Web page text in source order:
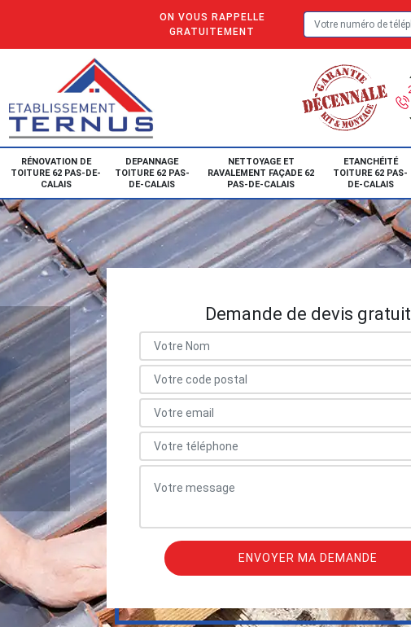
ON VOUS RAPPELLE
GRATUITEMENT
RÉNOVATION DE
TOITURE 62 PAS-DE-
CALAIS
DEPANNAGE
TOITURE 62 PAS-
DE-CALAIS
NETTOYAGE ET
RAVALEMENT FAÇADE 62
PAS-DE-CALAIS
ETANCHÉITÉ
TOITURE 62 PAS-
DE-CALAIS
Demande de devis gratuit